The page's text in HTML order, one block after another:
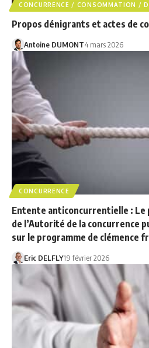
CONCURRENCE / CONSOMMATION /
Propos dénigrants et actes de
Antoine DUMONT4 mars 2026
CONCURRENCE
Entente anticoncurrentielle : Le
de l’Autorité de la concurrence
sur le programme de clémence
Eric DELFLY19 février 2026